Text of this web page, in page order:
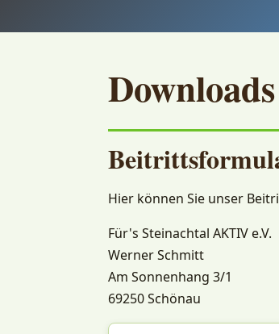
Downloads
Hier können Sie unser
Für's Steinachtal AKTIV e.V.
Werner Schmitt
Am Sonnenhang 3/1
69250 Schönau